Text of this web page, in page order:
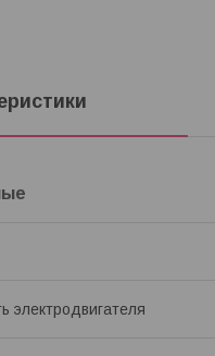
электродвигателя